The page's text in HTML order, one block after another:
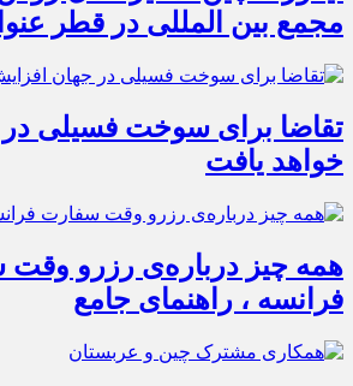
مجمع بین المللی در قطر
تقاضا برای سوخت فسیلی
خواهد یافت
همه چیز درباره‌ی رزرو
فرانسه ، راهنمای جامع